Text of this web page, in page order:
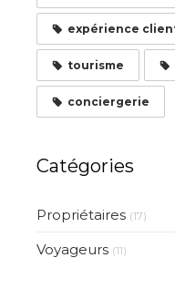
expérience
tourisme
conciergerie
Catégories
Propriétaires (17)
Voyageurs (11)